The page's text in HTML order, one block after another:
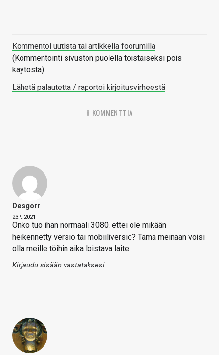
Kommentoi uutista tai artikkelia foorumilla
(Kommentointi sivuston puolella toistaiseksi pois
käytöstä)
Lähetä palautetta / raportoi kirjoitusvirheestä
8 KOMMENTTIA
Desgorr
23.9.2021
Onko tuo ihan normaali 3080, ettei ole mikään
heikennetty versio tai mobiiliversio? Tämä meinaan voisi
olla meille töihin aika loistava laite.
Kirjaudu sisään vastataksesi